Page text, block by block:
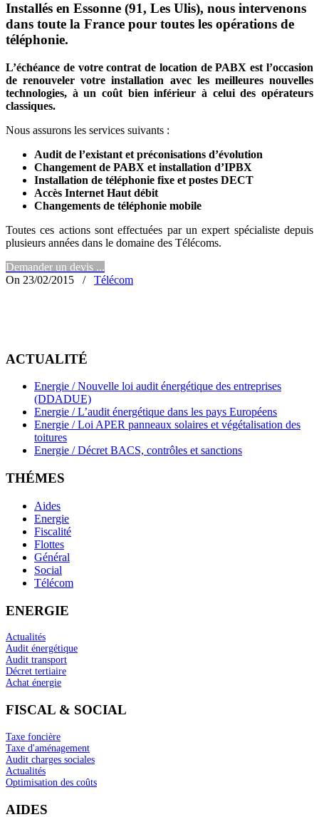
Installés en Essonne (91, Les Ulis), nous intervenons
dans toute la France pour toutes les opérations de
téléphonie.
L’échéance de votre contrat de location de PABX est l’occasion
de renouveler votre installation avec les meilleures nouvelles
technologies, à un coût bien inférieur à celui des opérateurs
classiques.
Nous assurons les services suivants :
Audit de l’existant et préconisations d’évolution
Changement de PABX et installation d’IPBX
Installation de téléphonie fixe et postes DECT
Accès Internet Haut débit
Changements de téléphonie mobile
Toutes ces actions sont effectuées par un expert spécialiste depuis
plusieurs années dans le domaine des Télécoms.
Demander un devis ...
On 23/02/2015
/ Télécom
ACTUALITÉ
Energie / Nouvelle loi audit énergétique des entreprises
(DDADUE)
Energie / L’audit énergétique dans les pays Européens
Energie / Loi APER panneaux solaires et végétalisation des
toitures
Energie / Décret BACS, contrôles et sanctions
THÉMES
Aides
Energie
Fiscalité
Flottes
Général
Social
Télécom
ENERGIE
Actualités
Audit énergétique
Audit transport
Décret tertiaire
Achat énergie
FISCAL & SOCIAL
Taxe foncière
Taxe d'aménagement
Audit charges sociales
Actualités
Optimisation des coûts
AIDES